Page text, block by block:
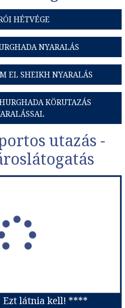
HÉTVÉGE
NYARALÁS
EL SHEIKH NYARALÁS
KÖRUTAZÁS
utazás -
Ezt látnia kell! ****